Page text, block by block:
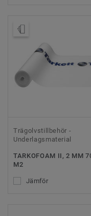
Trägolvstillbehör -
Underlagsmaterial
TARKOFOAM II, 2 MM
M2
Jämför